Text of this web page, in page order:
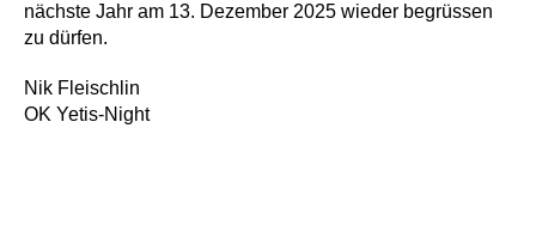
nächste Jahr am 13. Dezember 2025 wieder begrüssen
zu dürfen.
Nik Fleischlin
OK Yetis-Night